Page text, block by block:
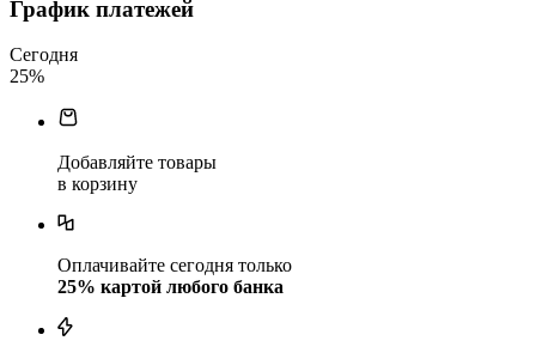
График платежей
Сегодня
25%
Добавляйте товары
в корзину
Оплачивайте сегодня только
25% картой любого банка